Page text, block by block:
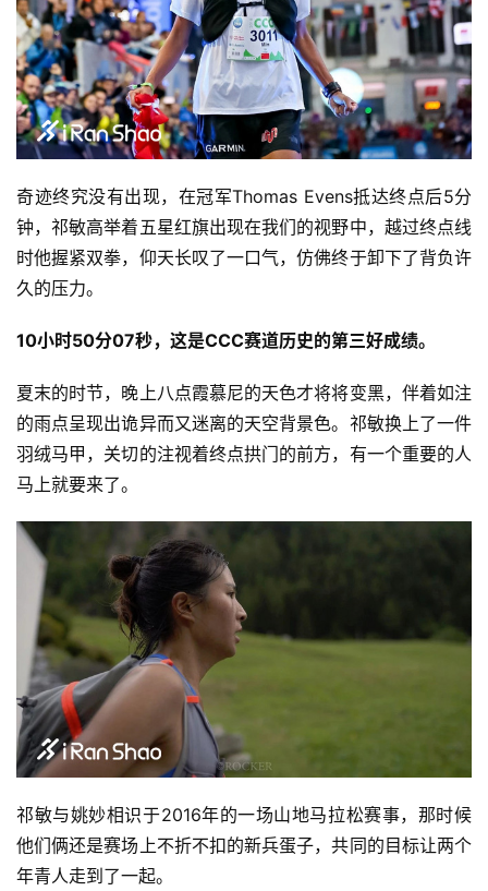
比
察
装
备
训
视
频
用
户
精
运
动
奇迹终究没有出现，在冠军Thomas Evens抵达终点后5分
钟，祁敏高举着五星红旗出现在我们的视野中，越过终点线
时他握紧双拳，仰天长叹了一口气，仿佛终于卸下了背负许
久的压力。
10小时50分07秒，这是CCC赛道历史的第三好成绩。
夏末的时节，晚上八点霞慕尼的天色才将将变黑，伴着如注
的雨点呈现出诡异而又迷离的天空背景色。祁敏换上了一件
羽绒马甲，关切的注视着终点拱门的前方，有一个重要的人
马上就要来了。
祁敏与姚妙相识于2016年的一场山地马拉松赛事，那时候
他们俩还是赛场上不折不扣的新兵蛋子，共同的目标让两个
年青人走到了一起。